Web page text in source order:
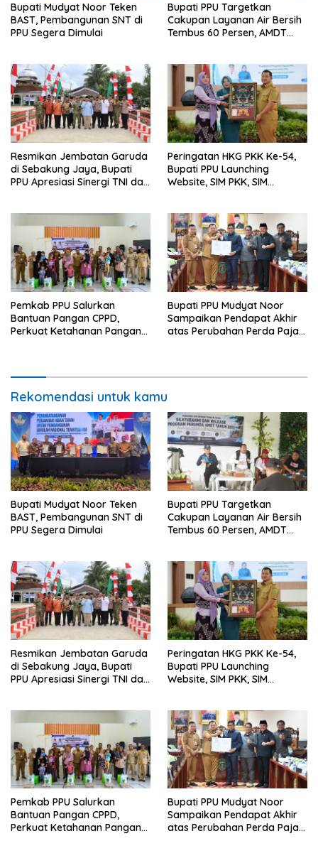
Bupati Mudyat Noor Teken
BAST, Pembangunan SNT di
PPU Segera Dimulai
Bupati PPU Targetkan
Cakupan Layanan Air Bersih
Tembus 60 Persen, AMDT
Resmikan Jembatan Garuda
di Sebakung Jaya, Bupati
PPU Apresiasi Sinergi TNI dan
Peringatan HKG PKK Ke-54,
Bupati PPU Launching
Website, SIM PKK, SIM
Pemkab PPU Salurkan
Bantuan Pangan CPPD,
Perkuat Ketahanan Pangan
Bupati PPU Mudyat Noor
Sampaikan Pendapat Akhir
atas Perubahan Perda Pajak
Rekomendasi untuk kamu
Bupati Mudyat Noor Teken
BAST, Pembangunan SNT di
PPU Segera Dimulai
Bupati PPU Targetkan
Cakupan Layanan Air Bersih
Tembus 60 Persen, AMDT
Resmikan Jembatan Garuda
di Sebakung Jaya, Bupati
PPU Apresiasi Sinergi TNI dan
Peringatan HKG PKK Ke-54,
Bupati PPU Launching
Website, SIM PKK, SIM
Pemkab PPU Salurkan
Bantuan Pangan CPPD,
Perkuat Ketahanan Pangan
Bupati PPU Mudyat Noor
Sampaikan Pendapat Akhir
atas Perubahan Perda Pajak